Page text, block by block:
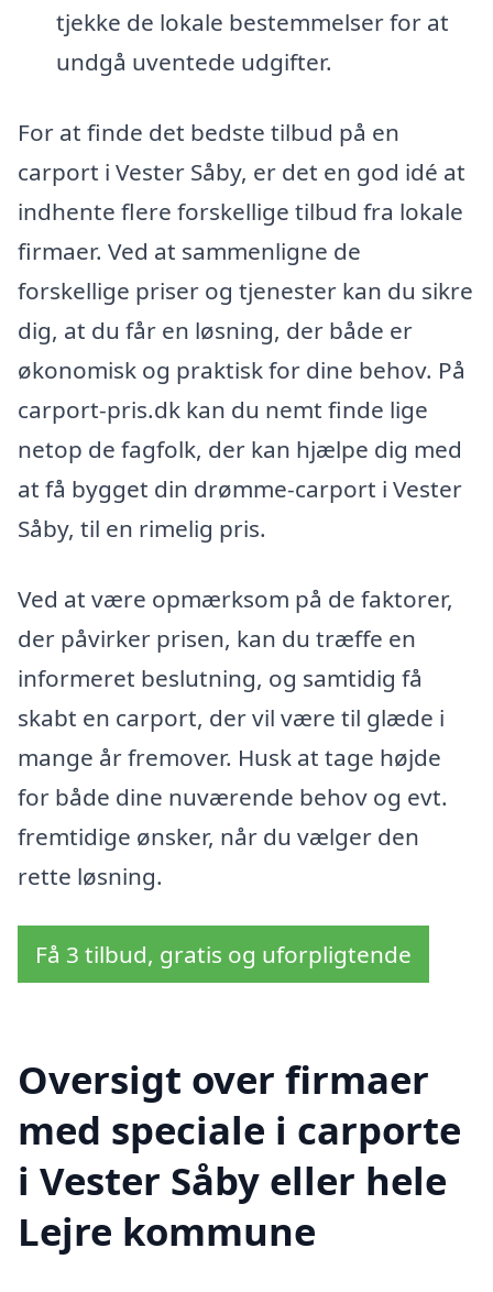
tjekke de lokale bestemmelser for at
undgå uventede udgifter.
For at finde det bedste tilbud på en
carport i Vester Såby, er det en god idé at
indhente flere forskellige tilbud fra lokale
firmaer. Ved at sammenligne de
forskellige priser og tjenester kan du sikre
dig, at du får en løsning, der både er
økonomisk og praktisk for dine behov. På
carport-pris.dk kan du nemt finde lige
netop de fagfolk, der kan hjælpe dig med
at få bygget din drømme-carport i Vester
Såby, til en rimelig pris.
Ved at være opmærksom på de faktorer,
der påvirker prisen, kan du træffe en
informeret beslutning, og samtidig få
skabt en carport, der vil være til glæde i
mange år fremover. Husk at tage højde
for både dine nuværende behov og evt.
fremtidige ønsker, når du vælger den
rette løsning.
Få 3 tilbud, gratis og uforpligtende
Oversigt over firmaer
med speciale i carporte
i Vester Såby eller hele
Lejre kommune